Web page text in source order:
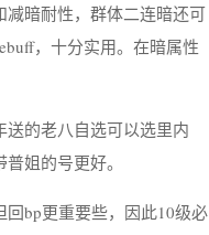
暗耐性，群体二连暗还可
，十分实用。在暗属性
的老八自选可以选里内
姐的号更好。
bp更重要些，因此10级必